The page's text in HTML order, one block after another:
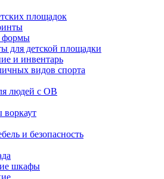
площадок
формы
для детской площадки
и инвентарь
видов спорта
людей с ОВ
и безопасность
шкафы